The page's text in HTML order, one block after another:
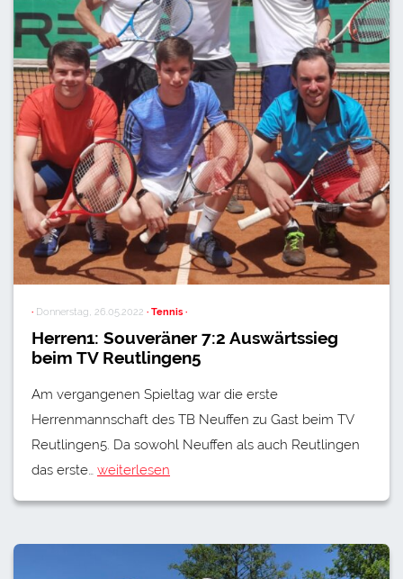
· Donnerstag, 26.05.2022 · Tennis ·
Herren1: Souveräner 7:2 Auswärtssieg
beim TV Reutlingen5
Am vergangenen Spieltag war die erste
Herrenmannschaft des TB Neuffen zu Gast beim TV
Reutlingen5. Da sowohl Neuffen als auch Reutlingen
das erste… weiterlesen